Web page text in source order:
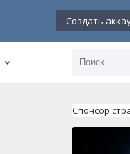
Создать
Спонсор